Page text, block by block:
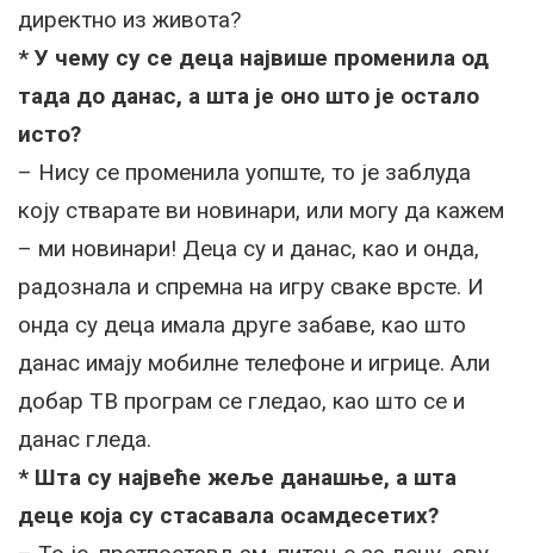
директно из живота?
* У чему су се деца највише променила од
тада до данас, а шта је оно што је остало
исто?
– Нису се променила уопште, то је заблуда
коју стварате ви новинари, или могу да кажем
– ми новинари! Деца су и данас, као и онда,
радознала и спремна на игру сваке врсте. И
онда су деца имала друге забаве, као што
данас имају мобилне телефоне и игрице. Али
добар ТВ програм се гледао, као што се и
данас гледа.
* Шта су највеће жеље данашње, а шта
деце која су стасавала осамдесетих?